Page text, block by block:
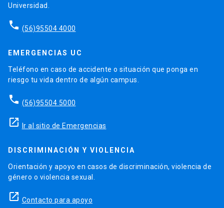
Universidad.
phone (56)95504 4000
EMERGENCIAS UC
Teléfono en caso de accidente o situación que ponga en
riesgo tu vida dentro de algún campus.
phone (56)95504 5000
launch Ir al sitio de Emergencias
DISCRIMINACIÓN Y VIOLENCIA
Orientación y apoyo en casos de discriminación, violencia de
género o violencia sexual.
launch Contacto para apoyo